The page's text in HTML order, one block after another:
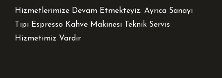
Hizmetlerimize Devam Etmekteyiz. Ayrıca Sanayi
Tipi Espresso Kahve Makinesi Teknik Servis
Hizmetimiz Vardır